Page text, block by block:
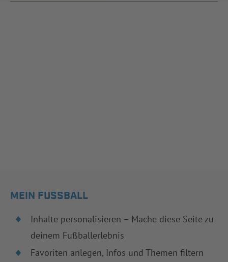
MEIN FUSSBALL
Inhalte personalisieren – Mache diese Seite zu
deinem Fußballerlebnis
Favoriten anlegen, Infos und Themen filtern